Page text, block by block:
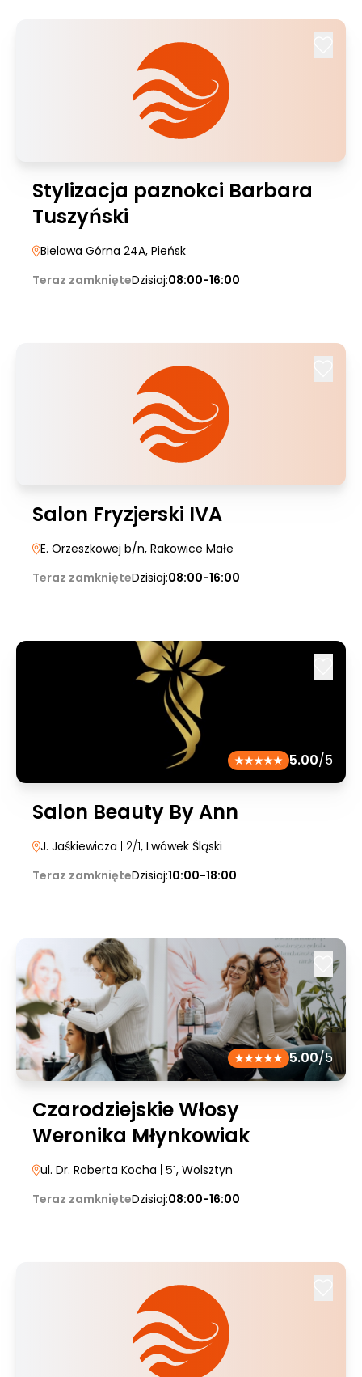
Stylizacja paznokci Barbara
Tuszyński
Bielawa Górna 24A, Pieńsk
Teraz zamknięteDzisiaj:08:00-16:00
Salon Fryzjerski IVA
E. Orzeszkowej b/n, Rakowice Małe
Teraz zamknięteDzisiaj:08:00-16:00
5.00/5
Salon Beauty By Ann
J. Jaśkiewicza | 2/1, Lwówek Śląski
Teraz zamknięteDzisiaj:10:00-18:00
5.00/5
Czarodziejskie Włosy
Weronika Młynkowiak
ul. Dr. Roberta Kocha | 51, Wolsztyn
Teraz zamknięteDzisiaj:08:00-16:00